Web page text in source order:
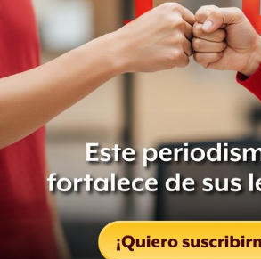
energética, que permite la libre
combustible, el precio se reduce
competencia, con lo que el precio de
LP que costaba 290 pesos, ahora
orden de los 260 pesos.
Mencionó que además la tarifa de
incrementó para ciertos sectores,
comercio, grandes consumidores en
pero la tarifa que paga 99 por ciento
ha tenido incremento, por el
en vigor la reforma se ha reducido